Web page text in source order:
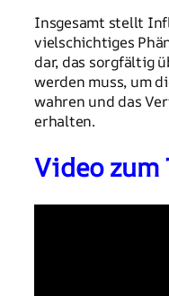
Insgesamt stellt
vielschichtiges
dar, das sorgfältig
werden muss, um
wahren und das
erhalten.
Video zum